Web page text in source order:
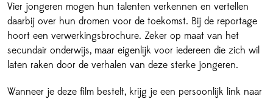
Vier jongeren mogen hun talenten verkennen en vertellen
daarbij over hun dromen voor de toekomst. Bij de reportage
hoort een verwerkingsbrochure. Zeker op maat van het
secundair onderwijs, maar eigenlijk voor iedereen die zich wil
laten raken door de verhalen van deze sterke jongeren.
Wanneer je deze film bestelt, krijg je een persoonlijk link naar